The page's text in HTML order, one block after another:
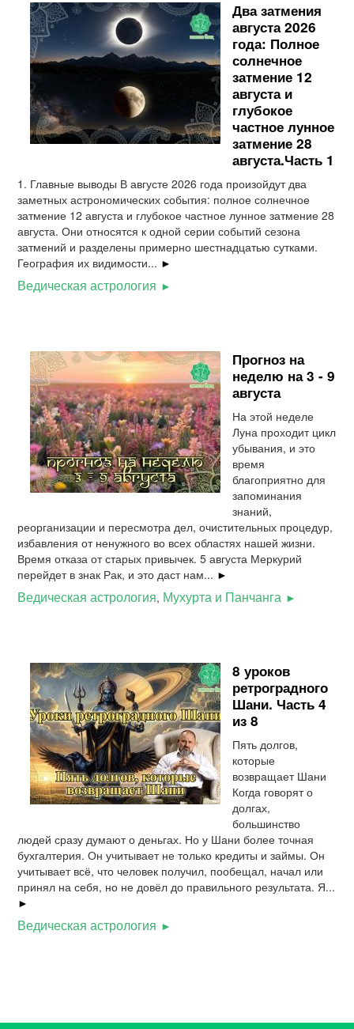
Два затмения
августа 2026
года: Полное
солнечное
затмение 12
августа и
глубокое
частное лунное
затмение 28
августа.Часть 1
1. Главные выводы В августе 2026 года произойдут два
заметных астрономических события: полное солнечное
затмение 12 августа и глубокое частное лунное затмение 28
августа. Они относятся к одной серии событий сезона
затмений и разделены примерно шестнадцатью сутками.
География их видимости... ►
Ведическая астрология
Прогноз на
неделю на 3 - 9
августа
На этой неделе
Луна проходит цикл
убывания, и это
время
благоприятно для
запоминания
знаний,
реорганизации и пересмотра дел, очистительных процедур,
избавления от ненужного во всех областях нашей жизни.
Время отказа от старых привычек. 5 августа Меркурий
перейдет в знак Рак, и это даст нам... ►
Ведическая астрология, Мухурта и Панчанга
8 уроков
ретроградного
Шани. Часть 4
из 8
Пять долгов,
которые
возвращает Шани
Когда говорят о
долгах,
большинство
людей сразу думают о деньгах. Но у Шани более точная
бухгалтерия. Он учитывает не только кредиты и займы. Он
учитывает всё, что человек получил, пообещал, начал или
принял на себя, но не довёл до правильного результата. Я...
►
Ведическая астрология